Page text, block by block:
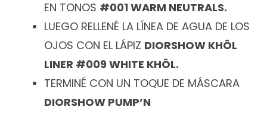
EN TONOS #001 WARM NEUTRALS.
LUEGO RELLENÉ LA LÍNEA DE AGUA DE LOS
OJOS CON EL LÁPIZ DIORSHOW KHÔL
LINER #009 WHITE KHÔL.
TERMINÉ CON UN TOQUE DE MÁSCARA
DIORSHOW PUMP’N